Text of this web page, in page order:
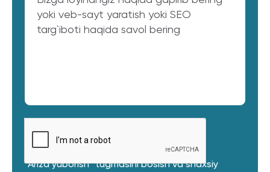
“Ariza yuborish” tugmasini bosish va shaxsiy